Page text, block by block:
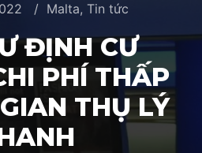
Malta, Tin tức
ĐỊNH CƯ
PHÍ THẤP
THỤ LÝ